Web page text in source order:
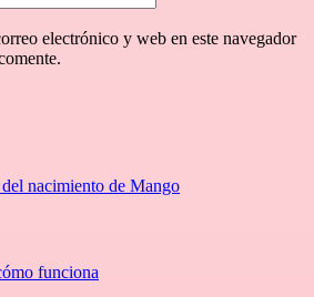
electrónico y web en este navegador
nacimiento de Mango
funciona